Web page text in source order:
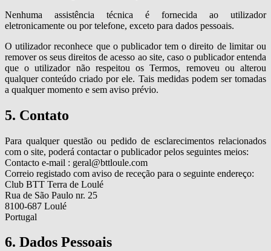
Nenhuma assistência técnica é fornecida ao utilizador
eletronicamente ou por telefone, exceto para dados pessoais.
O utilizador reconhece que o publicador tem o direito de limitar ou
remover os seus direitos de acesso ao site, caso o publicador entenda
que o utilizador não respeitou os Termos, removeu ou alterou
qualquer conteúdo criado por ele. Tais medidas podem ser tomadas
a qualquer momento e sem aviso prévio.
5. Contato
Para qualquer questão ou pedido de esclarecimentos relacionados
com o site, poderá contactar o publicador pelos seguintes meios:
Contacto e-mail : geral@bttloule.com
Correio registado com aviso de receção para o seguinte endereço:
Club BTT Terra de Loulé
Rua de São Paulo nr. 25
8100-687 Loulé
Portugal
6. Dados Pessoais